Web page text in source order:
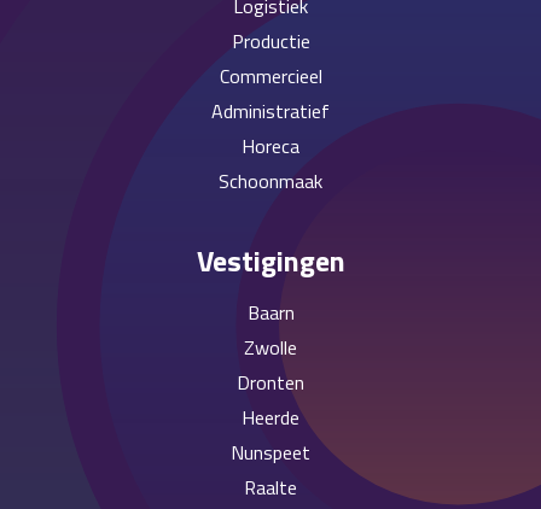
Logistiek
Productie
Commercieel
Administratief
Horeca
Schoonmaak
Vestigingen
Baarn
Zwolle
Dronten
Heerde
Nunspeet
Raalte